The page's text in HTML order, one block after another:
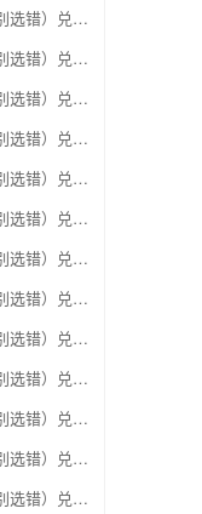
移动充值卡（面值千万别选错）兑换天虹购物卡
移动充值卡（面值千万别选错）兑换盒马生鲜礼品卡
移动充值卡（面值千万别选错）兑换屈臣氏
移动充值卡（面值千万别选错）兑换大润发购物卡
移动充值卡（面值千万别选错）兑换银泰百货银泰卡
移动充值卡（面值千万别选错）兑换物美/美通卡
移动充值卡（面值千万别选错）兑换世纪联华充值卡(杭州联华)
移动充值卡（面值千万别选错）兑换重百世纪卡(重庆百货)
移动充值卡（面值千万别选错）兑换南京中央商场购物卡
移动充值卡（面值千万别选错）兑换银座购物卡（黑卡）
移动充值卡（面值千万别选错）兑换叮咚买菜（限通用礼品卡）
移动充值卡（面值千万别选错）兑换上海家化卡
移动充值卡（面值千万别选错）兑换山东一卡通